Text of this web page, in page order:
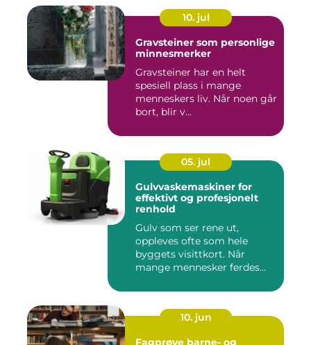
10. jul
Gravsteiner som personlige
minnesmerker
Gravsteiner har en helt
spesiell plass i mange
menneskers liv. Når noen går
bort, blir v...
05. jul
Gulvvaskemaskiner for
effektivt og profesjonelt
renhold
Gulv som ser rene ut,
oppleves ofte som hele
byggets visittkort. Når
mange mennesker ferdes
10. jun
Fagprøve barne- og